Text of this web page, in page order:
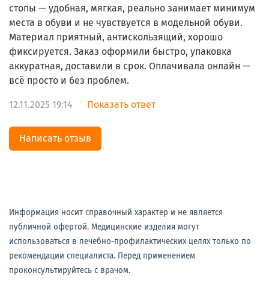
стопы — удобная, мягкая, реально занимает минимум
места в обуви и не чувствуется в модельной обуви.
Материал приятный, антискользящий, хорошо
фиксируется. Заказ оформили быстро, упаковка
аккуратная, доставили в срок. Оплачивала онлайн —
всё просто и без проблем.
12.11.2025 19:14 Показать ответ
Написать отзыв
Информация носит справочный характер и не является
публичной офертой. Медицинские изделия могут
использоваться в лечебно-профилактических целях только по
рекомендации специалиста. Перед применением
проконсультируйтесь с врачом.